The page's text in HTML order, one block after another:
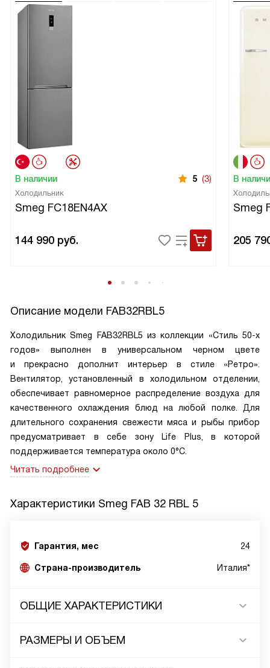
В наличии 5 (3)
Холодильник
Smeg FC18EN4AX
144 990 руб.
В
Smeg
205
Описание модели FAB32RBL5
Холодильник Smeg FAB32RBL5 из коллекции «Стиль 50-х
годов» выполнен в универсальном черном цвете
и прекрасно дополнит интерьер в стиле «Ретро».
Вентилятор, установленный в холодильном отделении,
обеспечивает равномерное распределение воздуха для
качественного охлаждения блюд на любой полке. Для
длительного сохранения свежести мяса и рыбы прибор
предусматривает в себе зону Life Plus, в которой
поддерживается температура около 0°C.
Читать подробнее
Характеристики Smeg FAB 32 RBL 5
Гарантия, мес 24
Страна-производитель Италия*
ОБЩИЕ ХАРАКТЕРИСТИКИ
РАЗМЕРЫ И ОБЪЕМ